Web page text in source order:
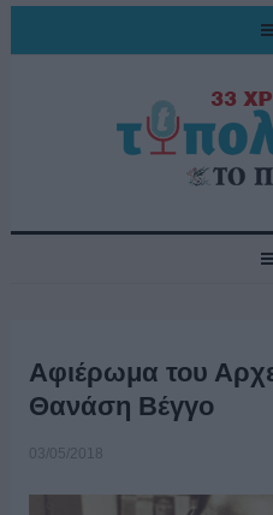
Αφιέρωμα του
Θανάση Βέγγο
03/05/2018